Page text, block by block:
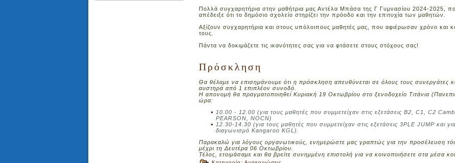
Πολλά συγχαρητήρια στην μαθήτρια μας Αντέλα Μπάσα της Γ Γυμνασίου 2024-2025,
απέδειξε ότι το δημόσιο σχολείο στηρίζει την πρόοδο και την επιτυχία των μαθητών.
Αξίζουν συγχαρητήρια και στους υπόλοιπους μαθητές μας, που αφιέρωσαν χρόνο και
τους.
Πάντα να δοκιμάζετε τις ικανότητες σας για να φτάσετε στους στόχους σας!
Πρόσκληση
Θα θέλαμε να επισημάνουμε ότι η πρόσκληση απευθύνεται σε όλους τους συνεργάτες
αυστηρά από 1 επιπλέον συνοδό.
Η απονομή θα πραγματοποιηθεί Κυριακή 19 Οκτωβρίου στο ξενοδοχείο Τιτάνια
ώρα:
10.00 - 12.00 (για τους μαθητές που συμμετείχαν στις εξετάσεις B2, C1, C2
PEARSON, NOCN)
12.30-14.30 (για τους μαθητές που συμμετείχαν στις εξετάσεις 3PLE JUMP και
διαγωνισμό Kangaroo KGL).
Παρακαλώ για λόγους οργανωτικούς, ενημερώστε μας γραπτώς για την προσέλευση
μέχρι τη Δευτέρα 06 Οκτωβρίου.
Τέλος, ετοιμάσαμε και θα βρείτε συνημμένη επιστολή για να κοινοποιήσετε στα μέσα